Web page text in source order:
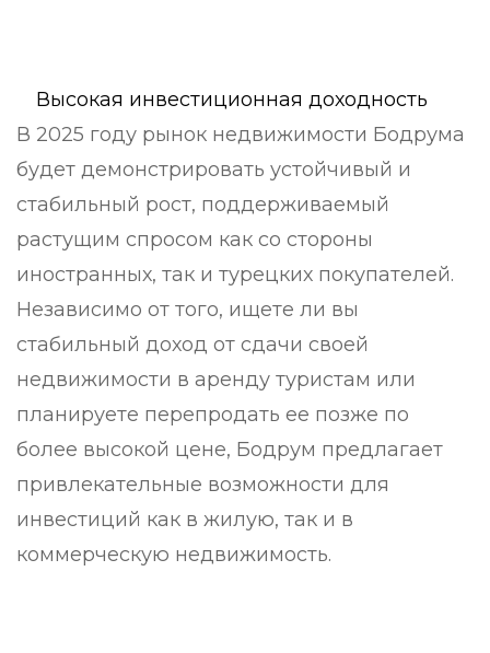
Высокая инвестиционная доходность
В 2025 году рынок недвижимости Бодрума
будет демонстрировать устойчивый и
стабильный рост, поддерживаемый
растущим спросом как со стороны
иностранных, так и турецких покупателей.
Независимо от того, ищете ли вы
стабильный доход от сдачи своей
недвижимости в аренду туристам или
планируете перепродать ее позже по
более высокой цене, Бодрум предлагает
привлекательные возможности для
инвестиций как в жилую, так и в
коммерческую недвижимость.